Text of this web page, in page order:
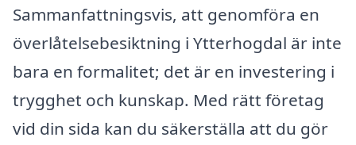
Sammanfattningsvis, att genomföra en
överlåtelsebesiktning i Ytterhogdal är inte
bara en formalitet; det är en investering i
trygghet och kunskap. Med rätt företag
vid din sida kan du säkerställa att du gör